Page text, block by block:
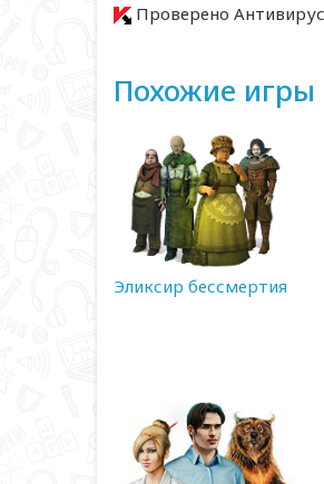
Проверено
Похожие игры
Эликсир бессмертия